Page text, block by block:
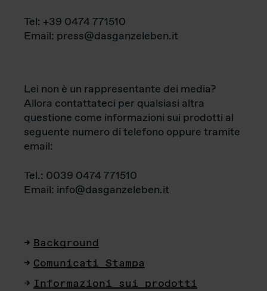
Tel: +39 0474 771510
Email: press@dasganzeleben.it
Lei non è un rappresentante dei media?
Allora contattateci per qualsiasi altra
questione come informazioni sui prodotti al
seguente numero di telefono oppure tramite
email:
Tel.: 0039 0474 771510
Email: info@dasganzeleben.it
Background
Comunicati Stampa
Informazioni sui prodotti